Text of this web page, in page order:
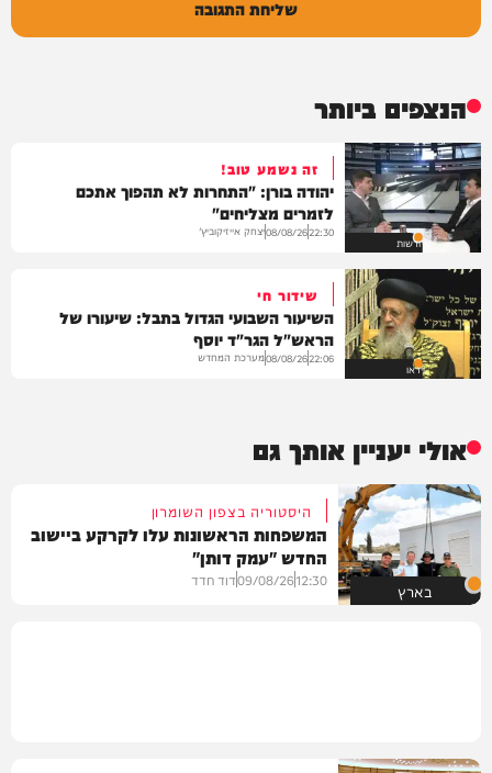
שליחת התגובה
הנצפים ביותר
חדשות
זה נשמע טוב!
יהודה בורן: "התחרות לא תהפוך אתכם
לזמרים מצליחים"
22:30
08/08/26יצחק אייזיקוביץ'
וידאו
שידור חי
השיעור השבועי הגדול בתבל: שיעורו של
הראש"ל הגר"ד יוסף
22:06
08/08/26מערכת המחדש
אולי יעניין אותך גם
בארץ
היסטוריה בצפון השומרון
המשפחות הראשונות עלו לקרקע ביישוב
החדש "עמק דותן"
12:30
09/08/26דוד חדד